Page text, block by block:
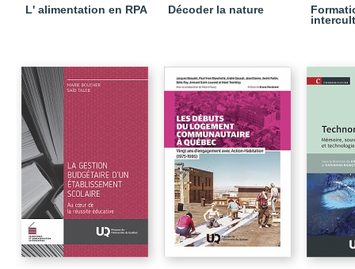
L' alimentation en RPA Décoder la nature